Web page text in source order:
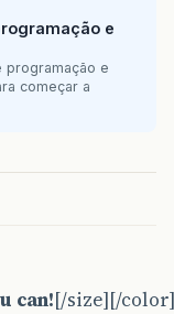
e
programação e
começar a
can![/size][/color]